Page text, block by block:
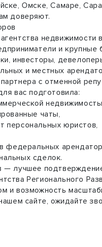
Омске, Самаре,
доверяют.
недвижимости
и
инвесторы,
и местных
с отменной
вас подготовила:
чаты,
персональных юристов,
федеральных
сделок.
лучшее
Регионального
и возможность
сайте, ожидайте